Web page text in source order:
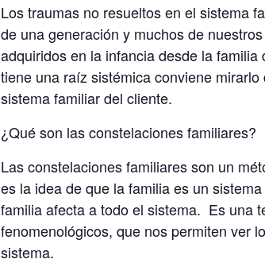
Los traumas no resueltos en el sistema
de una generación y muchos de
adquiridos en la infancia desde la
tiene una raíz sistémica conviene
sistema familiar del cliente.
¿Qué son las constelaciones familiares?
Las constelaciones familiares son un
es la idea de que la familia es un
familia afecta a todo el sistema. Es una
fenomenológicos, que nos permiten ver
sistema.